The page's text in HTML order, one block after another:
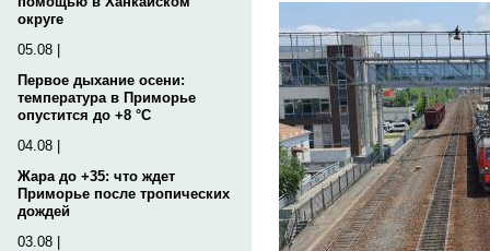
округе
05.08 |
Первое дыхание осени:
температура в Приморье
опустится до +8 °C
04.08 |
Жара до +35: что ждет
Приморье после тропических
дождей
03.08 |